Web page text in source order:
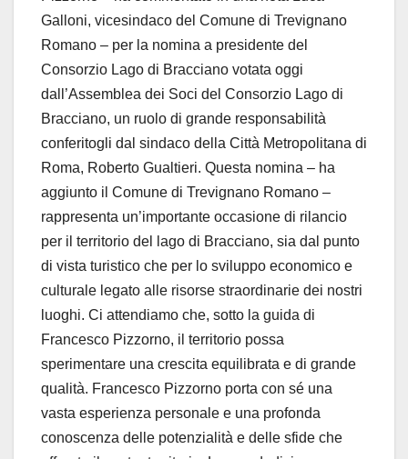
Galloni, vicesindaco del Comune di Trevignano
Romano – per la nomina a presidente del
Consorzio Lago di Bracciano votata oggi
dall’Assemblea dei Soci del Consorzio Lago di
Bracciano, un ruolo di grande responsabilità
conferitogli dal sindaco della Città Metropolitana di
Roma, Roberto Gualtieri. Questa nomina – ha
aggiunto il Comune di Trevignano Romano –
rappresenta un’importante occasione di rilancio
per il territorio del lago di Bracciano, sia dal punto
di vista turistico che per lo sviluppo economico e
culturale legato alle risorse straordinarie dei nostri
luoghi. Ci attendiamo che, sotto la guida di
Francesco Pizzorno, il territorio possa
sperimentare una crescita equilibrata e di grande
qualità. Francesco Pizzorno porta con sé una
vasta esperienza personale e una profonda
conoscenza delle potenzialità e delle sfide che